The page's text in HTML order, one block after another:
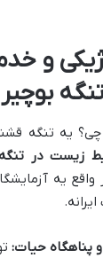
و
بوچیر
یه تنگه
زیست در تنگه
واقع یه
پناهگاه حیات: